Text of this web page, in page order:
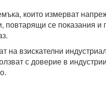
които измерват
повтарящи се показания и
взискателни
с доверие в